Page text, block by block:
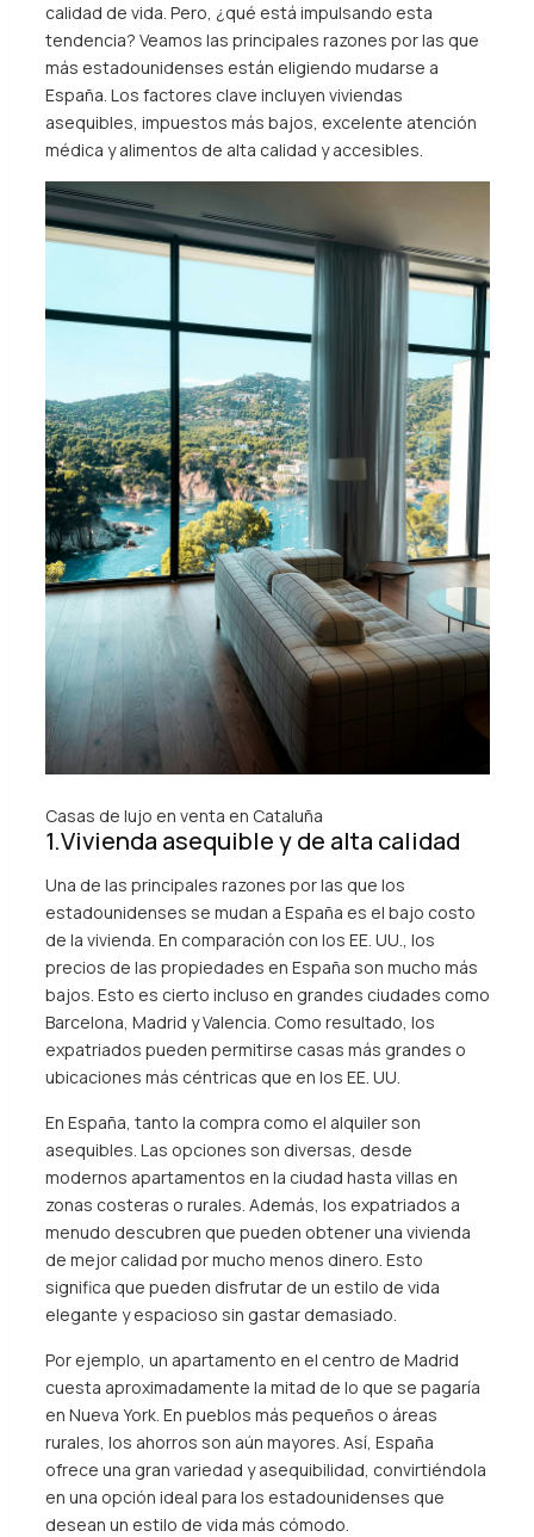
calidad de vida. Pero, ¿qué está impulsando esta
tendencia? Veamos las principales razones por las que
más estadounidenses están eligiendo mudarse a
España. Los factores clave incluyen viviendas
asequibles, impuestos más bajos, excelente atención
médica y alimentos de alta calidad y accesibles.
Casas de lujo en venta en Cataluña
1.Vivienda asequible y de alta calidad
Una de las principales razones por las que los
estadounidenses se mudan a España es el bajo costo
de la vivienda. En comparación con los EE. UU., los
precios de las propiedades en España son mucho más
bajos. Esto es cierto incluso en grandes ciudades como
Barcelona, Madrid y Valencia. Como resultado, los
expatriados pueden permitirse casas más grandes o
ubicaciones más céntricas que en los EE. UU.
En España, tanto la compra como el alquiler son
asequibles. Las opciones son diversas, desde
modernos apartamentos en la ciudad hasta villas en
zonas costeras o rurales. Además, los expatriados a
menudo descubren que pueden obtener una vivienda
de mejor calidad por mucho menos dinero. Esto
significa que pueden disfrutar de un estilo de vida
elegante y espacioso sin gastar demasiado.
Por ejemplo, un apartamento en el centro de Madrid
cuesta aproximadamente la mitad de lo que se pagaría
en Nueva York. En pueblos más pequeños o áreas
rurales, los ahorros son aún mayores. Así, España
ofrece una gran variedad y asequibilidad, convirtiéndola
en una opción ideal para los estadounidenses que
desean un estilo de vida más cómodo.